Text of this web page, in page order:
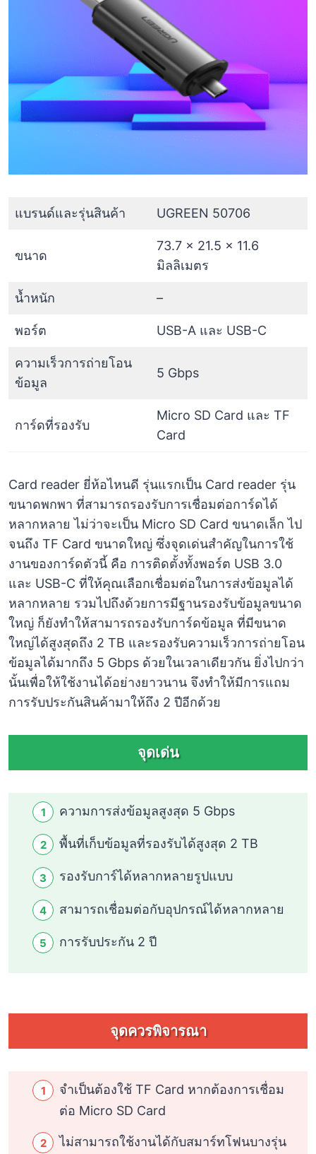
แบรนด์และรุ่นสินค้า UGREEN 50706
ขนาด
73.7 x 21.5 x 11.6
มิลลิเมตร
น้ำหนัก –
พอร์ต USB-A และ USB-C
ความเร็วการถ่ายโอน
ข้อมูล
5 Gbps
การ์ดที่รองรับ
Micro SD Card และ TF
Card
Card reader ยี่ห้อไหนดี รุ่นแรกเป็น Card reader รุ่น
ขนาดพกพา ที่สามารถรองรับการเชื่อมต่อการ์ดได้
หลากหลาย ไม่ว่าจะเป็น Micro SD Card ขนาดเล็ก ไป
จนถึง TF Card ขนาดใหญ่ ซึ่งจุดเด่นสำคัญในการใช้
งานของการ์ดตัวนี้ คือ การติดตั้งทั้งพอร์ต USB 3.0
และ USB-C ที่ให้คุณเลือกเชื่อมต่อในการส่งข้อมูลได้
หลากหลาย รวมไปถึงด้วยการมีฐานรองรับข้อมูลขนาด
ใหญ่ ก็ยังทำให้สามารถรองรับการ์ดข้อมูล ที่มีขนาด
ใหญ่ได้สูงสุดถึง 2 TB และรองรับความเร็วการถ่ายโอน
ข้อมูลได้มากถึง 5 Gbps ด้วยในเวลาเดียวกัน ยิ่งไปกว่า
นั้นเพื่อให้ใช้งานได้อย่างยาวนาน จึงทำให้มีการแถม
การรับประกันสินค้ามาให้ถึง 2 ปีอีกด้วย
จุดเด่น
ความการส่งข้อมูลสูงสุด 5 Gbps
พื้นที่เก็บข้อมูลที่รองรับได้สูงสุด 2 TB
รองรับการ์ได้หลากหลายรูปแบบ
สามารถเชื่อมต่อกับอุปกรณ์ได้หลากหลาย
การรับประกัน 2 ปี
จุดควรพิจารณา
จำเป็นต้องใช้ TF Card หากต้องการเชื่อม
ต่อ Micro SD Card
ไม่สามารถใช้งานได้กับสมาร์ทโฟนบางรุ่น